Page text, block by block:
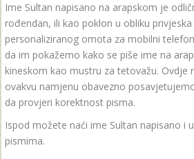
Ime Sultan napisano na arapskom je
rođendan, ili kao poklon u obliku privjeska
personaliziranog omota za mobilni
da im pokažemo kako se piše ime na
kineskom kao mustru za tetovažu. Ovdje
ovakvu namjenu obavezno
da provjeri korektnost pisma.
Ispod možete naći ime Sultan napisano i
pismima.